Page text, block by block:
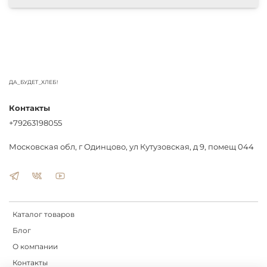
ДА_БУДЕТ_ХЛЕБ!
Каталог товаров
Блог
О компании
Контакты
Контакты
+79263198055
Московская обл, г Одинцово, ул Кутузовская, д 9, помещ 044